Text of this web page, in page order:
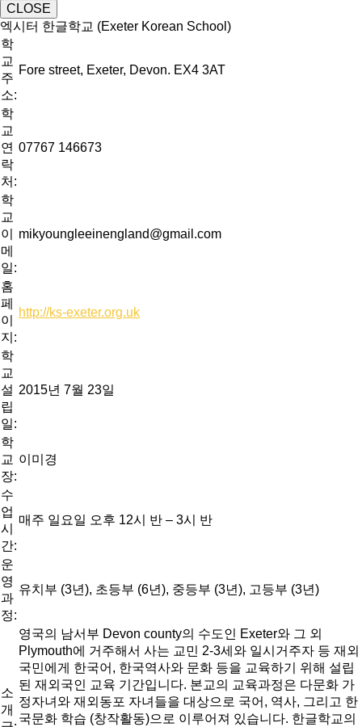
CLOSE
엑시터 한글학교 (Exeter Korean School)
학
교
주
소:
Fore street, Exeter, Devon. EX4 3AT
학
교
연
락
처:
07767 146673
학
교
이
메
일:
mikyoungleeinengland@gmail.com
홈
페
이
지:
http://ks-exeter.org.uk
학
교
설
립
일:
2015년 7월 23일
학
교
장:
이미경
수
업
시
간:
매주 일요일 오후 12시 반 – 3시 반
운
영
과
정:
유치부 (3년), 초등부 (6년), 중등부 (3년), 고등부 (3년)
소
개
영국의 남서부 Devon county의 수도인 Exeter와 그 외
Plymouth에 거주해서 사는 교민 2-3세와 일시거주자 등 재외
국민에게 한국어, 한국역사와 문화 등을 교육하기 위해 설립
된 재외국인 교육 기간입니다. 본교의 교육과정은 다문화 가
정자녀와 재외동포 자녀들을 대상으로 국어, 역사, 그리고 한
국문화 학습 (창작활동)으로 이루어져 있습니다. 한글학교의